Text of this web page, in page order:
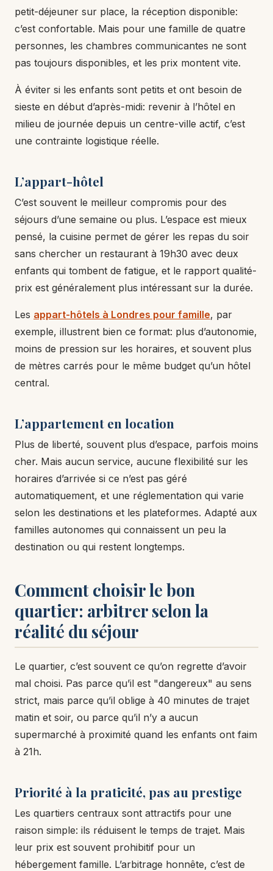
petit-déjeuner sur place, la réception disponible:
c’est confortable. Mais pour une famille de quatre
personnes, les chambres communicantes ne sont
pas toujours disponibles, et les prix montent vite.
À éviter si les enfants sont petits et ont besoin de
sieste en début d’après-midi: revenir à l’hôtel en
milieu de journée depuis un centre-ville actif, c’est
une contrainte logistique réelle.
L’appart-hôtel
C’est souvent le meilleur compromis pour des
séjours d’une semaine ou plus. L’espace est mieux
pensé, la cuisine permet de gérer les repas du soir
sans chercher un restaurant à 19h30 avec deux
enfants qui tombent de fatigue, et le rapport qualité-
prix est généralement plus intéressant sur la durée.
Les appart-hôtels à Londres pour famille, par
exemple, illustrent bien ce format: plus d’autonomie,
moins de pression sur les horaires, et souvent plus
de mètres carrés pour le même budget qu’un hôtel
central.
L’appartement en location
Plus de liberté, souvent plus d’espace, parfois moins
cher. Mais aucun service, aucune flexibilité sur les
horaires d’arrivée si ce n’est pas géré
automatiquement, et une réglementation qui varie
selon les destinations et les plateformes. Adapté aux
familles autonomes qui connaissent un peu la
destination ou qui restent longtemps.
Comment choisir le bon
quartier: arbitrer selon la
réalité du séjour
Le quartier, c’est souvent ce qu’on regrette d’avoir
mal choisi. Pas parce qu’il est "dangereux" au sens
strict, mais parce qu’il oblige à 40 minutes de trajet
matin et soir, ou parce qu’il n’y a aucun
supermarché à proximité quand les enfants ont faim
à 21h.
Priorité à la praticité, pas au prestige
Les quartiers centraux sont attractifs pour une
raison simple: ils réduisent le temps de trajet. Mais
leur prix est souvent prohibitif pour un
hébergement famille. L’arbitrage honnête, c’est de